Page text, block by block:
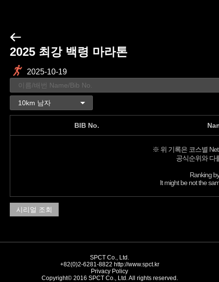
2025 최강 백령 마라톤
2025-10-19
BIB No.
※ 위 기록은 코스별
공식순위와 다
Ranking
It might be not the
시리얼 조회
SPCT Co., Ltd.
+82(0)2-6281-8822 http://www.spct.kr
Privacy Policy
Copyright© 2016 SPCT Co., Ltd. All rights reserved.